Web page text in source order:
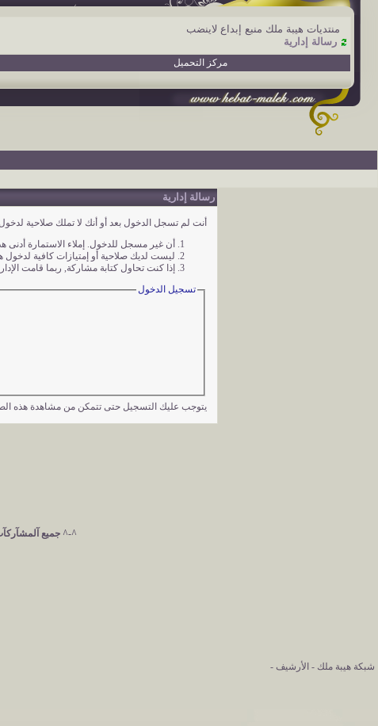
منتديات هيبة ملك منبع إبداع لاينضب
رسالة إدارية
مركز التحميل
رسالة إدارية
أنت لم تسجل الدخول بعد أو أنك لا تملك صلاحية
أن غير مسجل للدخول. إملاء الاستمارة
ليست لديك صلاحية أو إمتيازات كافية
إذا كنت تحاول كتابة مشاركة, ربما قامت
تسجيل الدخول
يتوجب عليك التسجيل حتى تتمكن من مشاهدة هذه
^-^ جميع
شبكة هيبة ملك - الأرشيف -